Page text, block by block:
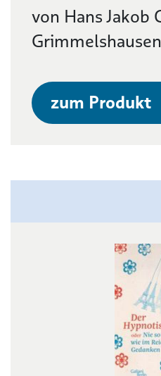
von Hans Jakob
Grimmelshausen
zum Produkt